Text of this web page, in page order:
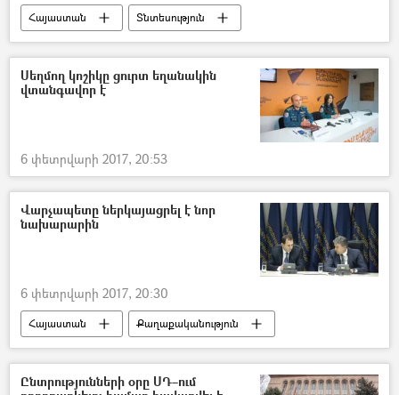
Հայաստան Տնտեսություն
Սեղմող կոշիկը ցուրտ եղանակին
վտանգավոր է
6 փետրվարի 2017, 20:53
Վարչապետը ներկայացրել է նոր
նախարարին
6 փետրվարի 2017, 20:30
Հայաստան Քաղաքականություն
Ընտրությունների օրը ՍԴ–ում